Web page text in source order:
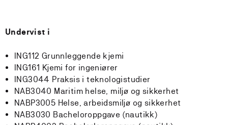
Undervist i
ING112 Grunnleggende kjemi
ING161 Kjemi for ingeniører
ING3044 Praksis i teknologistudier
NAB3040 Maritim helse, miljø og sikkerhet
NABP3005 Helse, arbeidsmiljø og sikkerhet
NAB3030 Bacheloroppgave (nautikk)